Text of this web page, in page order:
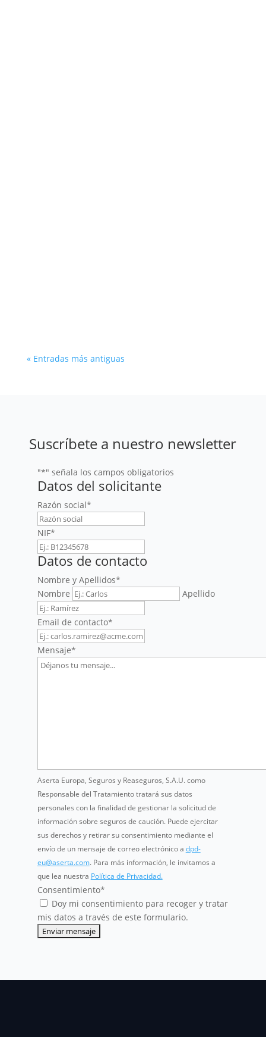
« Entradas más antiguas
Suscríbete a nuestro newsletter
"*" señala los campos obligatorios
Datos del solicitante
Razón social*
NIF*
Datos de contacto
Nombre y Apellidos*
Nombre
Apellido
Email de contacto*
Mensaje*
Aserta Europa, Seguros y Reaseguros, S.A.U. como
Responsable del Tratamiento tratará sus datos
personales con la finalidad de gestionar la solicitud de
información sobre seguros de caución. Puede ejercitar
sus derechos y retirar su consentimiento mediante el
envío de un mensaje de correo electrónico a dpd-
eu@aserta.com. Para más información, le invitamos a
que lea nuestra Política de Privacidad.
Consentimiento*
Doy mi consentimiento para recoger y tratar
mis datos a través de este formulario.